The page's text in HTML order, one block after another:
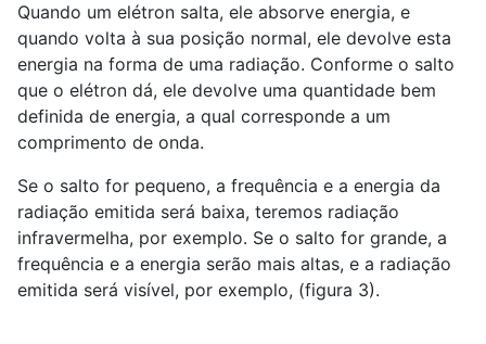
Quando um elétron salta, ele absorve energia, e
quando volta à sua posição normal, ele devolve esta
energia na forma de uma radiação. Conforme o salto
que o elétron dá, ele devolve uma quantidade bem
definida de energia, a qual corresponde a um
comprimento de onda.
Se o salto for pequeno, a frequência e a energia da
radiação emitida será baixa, teremos radiação
infravermelha, por exemplo. Se o salto for grande, a
frequência e a energia serão mais altas, e a radiação
emitida será visível, por exemplo, (figura 3).